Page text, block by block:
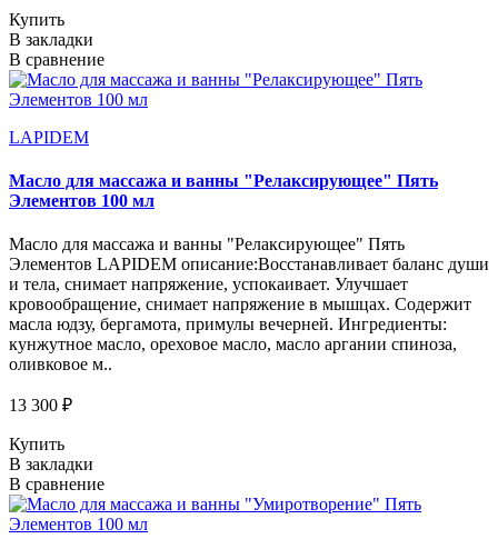
Купить
В закладки
В сравнение
LAPIDEM
Масло для массажа и ванны "Релаксирующее" Пять
Элементов 100 мл
Масло для массажа и ванны "Релаксирующее" Пять
Элементов LAPIDEM описание:Восстанавливает баланс души
и тела, снимает напряжение, успокаивает. Улучшает
кровообращение, снимает напряжение в мышцах. Содержит
масла юдзу, бергамота, примулы вечерней. Ингредиенты:
кунжутное масло, ореховое масло, масло аргании спиноза,
оливковое м..
13 300 ₽
Купить
В закладки
В сравнение